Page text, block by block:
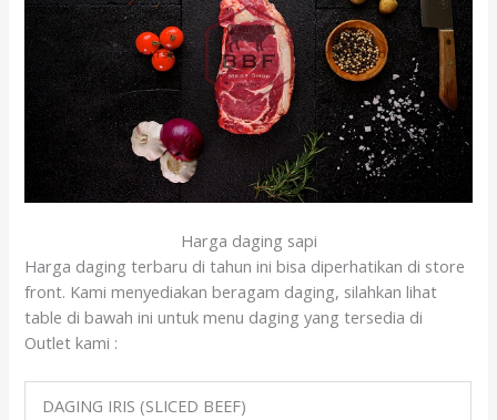
Harga daging sapi
Harga daging terbaru di tahun ini bisa diperhatikan di store
front. Kami menyediakan beragam daging, silahkan lihat
table di bawah ini untuk menu daging yang tersedia di
Outlet kami :
DAGING IRIS (SLICED BEEF)